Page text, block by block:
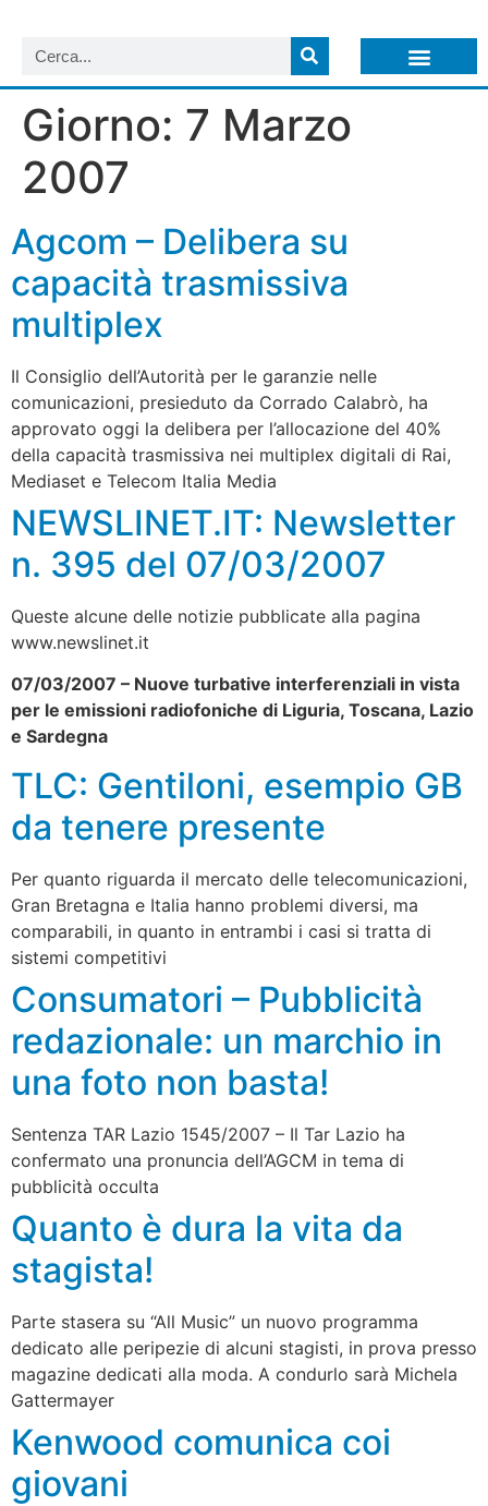
Giorno: 7 Marzo
2007
Agcom – Delibera su
capacità trasmissiva
multiplex
Il Consiglio dell’Autorità per le garanzie nelle
comunicazioni, presieduto da Corrado Calabrò, ha
approvato oggi la delibera per l’allocazione del 40%
della capacità trasmissiva nei multiplex digitali di Rai,
Mediaset e Telecom Italia Media
NEWSLINET.IT: Newsletter
n. 395 del 07/03/2007
Queste alcune delle notizie pubblicate alla pagina
www.newslinet.it
07/03/2007 – Nuove turbative interferenziali in vista
per le emissioni radiofoniche di Liguria, Toscana, Lazio
e Sardegna
TLC: Gentiloni, esempio GB
da tenere presente
Per quanto riguarda il mercato delle telecomunicazioni,
Gran Bretagna e Italia hanno problemi diversi, ma
comparabili, in quanto in entrambi i casi si tratta di
sistemi competitivi
Consumatori – Pubblicità
redazionale: un marchio in
una foto non basta!
Sentenza TAR Lazio 1545/2007 – Il Tar Lazio ha
confermato una pronuncia dell’AGCM in tema di
pubblicità occulta
Quanto è dura la vita da
stagista!
Parte stasera su “All Music” un nuovo programma
dedicato alle peripezie di alcuni stagisti, in prova presso
magazine dedicati alla moda. A condurlo sarà Michela
Gattermayer
Kenwood comunica coi
giovani